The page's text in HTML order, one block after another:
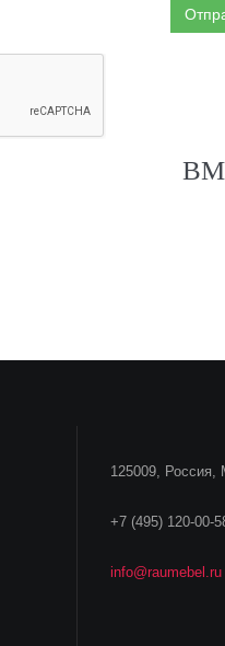
125009, Россия,
+7 (495) 120-00-
info@raumebel.ru